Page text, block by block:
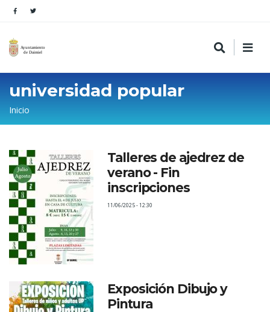
universidad popular
Sobrescribir
enlaces
de
ayuda
a
la
navegación
Inicio
Talleres de ajedrez de
verano - Fin
inscripciones
11/06/2025 - 12:30
Exposición Dibujo y
Pintura